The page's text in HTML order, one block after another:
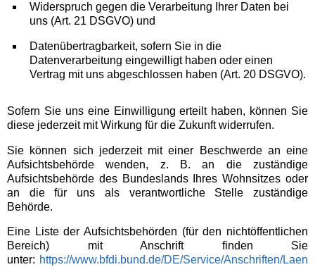
Widerspruch gegen die Verarbeitung Ihrer Daten bei
uns (Art. 21 DSGVO) und
Datenübertragbarkeit, sofern Sie in die
Datenverarbeitung eingewilligt haben oder einen
Vertrag mit uns abgeschlossen haben (Art. 20 DSGVO).
Sofern Sie uns eine Einwilligung erteilt haben, können Sie
diese jederzeit mit Wirkung für die Zukunft widerrufen.
Sie können sich jederzeit mit einer Beschwerde an eine
Aufsichtsbehörde wenden, z. B. an die zuständige
Aufsichtsbehörde des Bundeslands Ihres Wohnsitzes oder
an die für uns als verantwortliche Stelle zuständige
Behörde.
Eine Liste der Aufsichtsbehörden (für den nichtöffentlichen
Bereich) mit Anschrift finden Sie
unter: https://www.bfdi.bund.de/DE/Service/Anschriften/Laen